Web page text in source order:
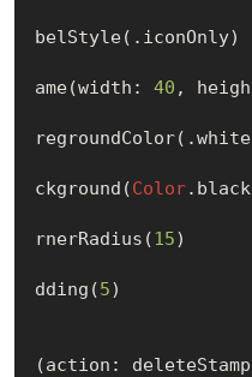
belStyle(.iconOnly)
ame(width: 40 ,
ckground(Color
rnerRadius(15)
dding(5)
(action: